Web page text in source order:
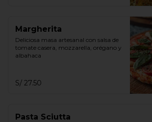
Margherita
Deliciosa masa artesanal con salsa de
tomate casera, mozzarella, orégano y
albahaca
S/ 27.50
Pasta Sciutta